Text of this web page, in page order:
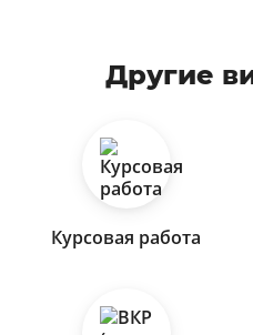
Другие
Курсовая работа